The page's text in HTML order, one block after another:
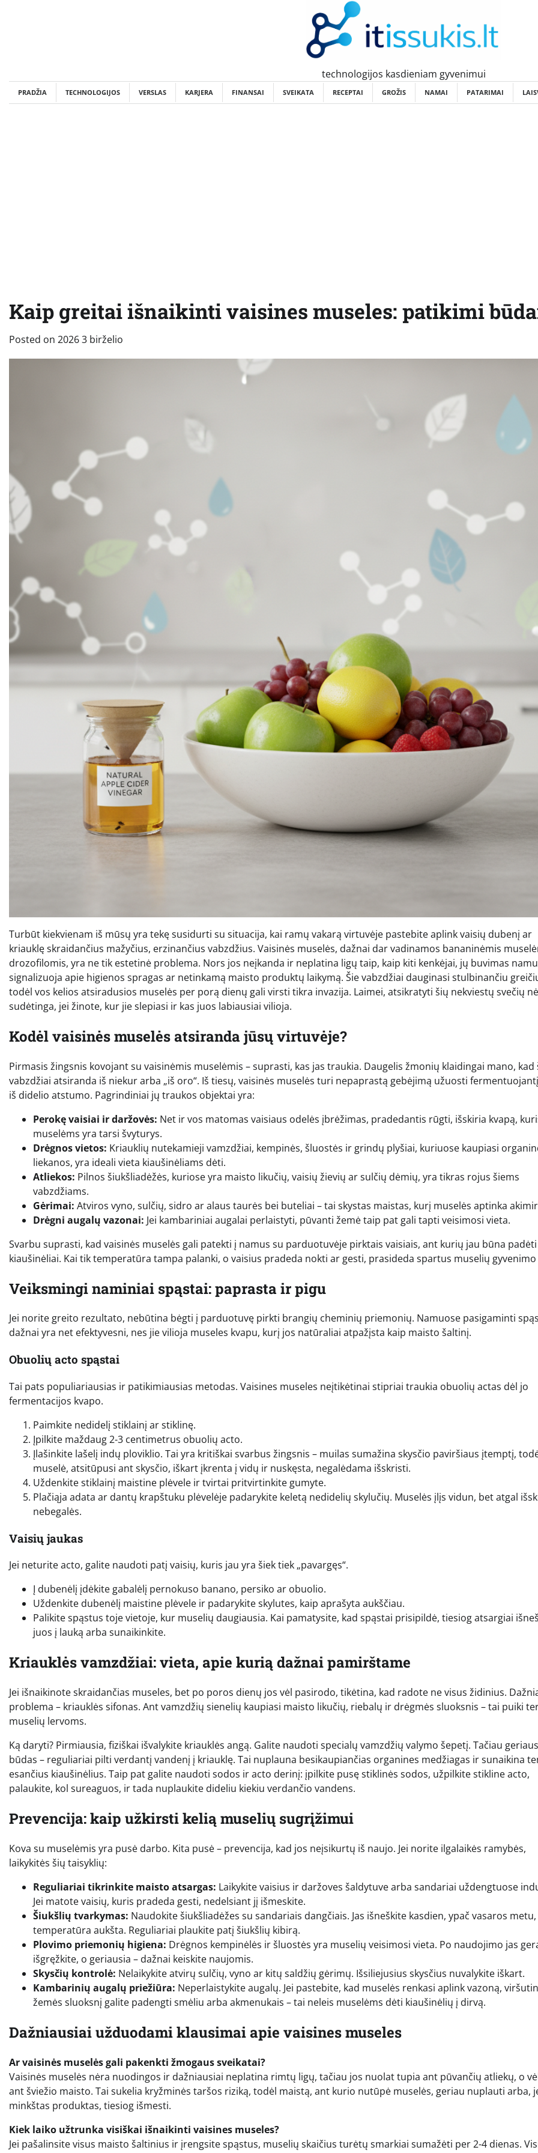
technologijos kasdieniam gyvenimui
PRADŽIA TECHNOLOGIJOS VERSLAS KARJERA FINANSAI SVEIKATA RECEPTAI GROŽIS NAMAI PATARIMAI
Kaip greitai išnaikinti vaisines museles: patikimi
Posted on 2026 3 birželio
Turbūt kiekvienam iš mūsų yra tekę susidurti su situacija, kai ramų vakarą virtuvėje pastebite aplink vaisių dubenį ar
kriauklę skraidančius mažyčius, erzinančius vabzdžius. Vaisinės muselės, dažnai dar vadinamos bananinėmis
drozofilomis, yra ne tik estetinė problema. Nors jos neįkanda ir neplatina ligų taip, kaip kiti kenkėjai, jų buvimas
signalizuoja apie higienos spragas ar netinkamą maisto produktų laikymą. Šie vabzdžiai dauginasi stulbinančiu
todėl vos kelios atsiradusios muselės per porą dienų gali virsti tikra invazija. Laimei, atsikratyti šių nekviestų svečių
sudėtinga, jei žinote, kur jie slepiasi ir kas juos labiausiai vilioja.
Kodėl vaisinės muselės atsiranda jūsų virtuvėje?
Pirmasis žingsnis kovojant su vaisinėmis muselėmis – suprasti, kas jas traukia. Daugelis žmonių klaidingai mano, kad
vabzdžiai atsiranda iš niekur arba „iš oro“. Iš tiesų, vaisinės muselės turi nepaprastą gebėjimą užuosti
iš didelio atstumo. Pagrindiniai jų traukos objektai yra:
Perokę vaisiai ir daržovės: Net ir vos matomas vaisiaus odelės įbrėžimas, pradedantis rūgti, išskiria kvapą,
muselėms yra tarsi švyturys.
Drėgnos vietos: Kriauklių nutekamieji vamzdžiai, kempinės, šluostės ir grindų plyšiai, kuriuose kaupiasi
liekanos, yra ideali vieta kiaušinėliams dėti.
Atliekos: Pilnos šiukšliadėžės, kuriose yra maisto likučių, vaisių žievių ar sulčių dėmių, yra tikras rojus šiems
vabzdžiams.
Gėrimai: Atviros vyno, sulčių, sidro ar alaus taurės bei buteliai – tai skystas maistas, kurį muselės aptinka
Drėgni augalų vazonai: Jei kambariniai augalai perlaistyti, pūvanti žemė taip pat gali tapti veisimosi vieta.
Svarbu suprasti, kad vaisinės muselės gali patekti į namus su parduotuvėje pirktais vaisiais, ant kurių jau būna padėti
kiaušinėliai. Kai tik temperatūra tampa palanki, o vaisius pradeda nokti ar gesti, prasideda spartus muselių gyvenimo
Veiksmingi naminiai spąstai: paprasta ir pigu
Jei norite greito rezultato, nebūtina bėgti į parduotuvę pirkti brangių cheminių priemonių. Namuose pasigaminti
dažnai yra net efektyvesni, nes jie vilioja museles kvapu, kurį jos natūraliai atpažįsta kaip maisto šaltinį.
Obuolių acto spąstai
Tai pats populiariausias ir patikimiausias metodas. Vaisines museles neįtikėtinai stipriai traukia obuolių actas dėl jo
fermentacijos kvapo.
Paimkite nedidelį stiklainį ar stiklinę.
Įpilkite maždaug 2-3 centimetrus obuolių acto.
Įlašinkite lašelį indų ploviklio. Tai yra kritiškai svarbus žingsnis – muilas sumažina skysčio paviršiaus įtemptį,
muselė, atsitūpusi ant skysčio, iškart įkrenta į vidų ir nuskęsta, negalėdama išskristi.
Uždenkite stiklainį maistine plėvele ir tvirtai pritvirtinkite gumyte.
Plačiąja adata ar dantų krapštuku plėvelėje padarykite keletą nedidelių skylučių. Muselės įlįs vidun, bet atgal
nebegalės.
Vaisių jaukas
Jei neturite acto, galite naudoti patį vaisių, kuris jau yra šiek tiek „pavargęs“.
Į dubenėlį įdėkite gabalėlį pernokuso banano, persiko ar obuolio.
Uždenkite dubenėlį maistine plėvele ir padarykite skylutes, kaip aprašyta aukščiau.
Palikite spąstus toje vietoje, kur muselių daugiausia. Kai pamatysite, kad spąstai prisipildė, tiesiog atsargiai
juos į lauką arba sunaikinkite.
Kriauklės vamzdžiai: vieta, apie kurią dažnai pamirštame
Jei išnaikinote skraidančias museles, bet po poros dienų jos vėl pasirodo, tikėtina, kad radote ne visus židinius.
problema – kriauklės sifonas. Ant vamzdžių sienelių kaupiasi maisto likučių, riebalų ir drėgmės sluoksnis – tai puiki
muselių lervoms.
Ką daryti? Pirmiausia, fiziškai išvalykite kriauklės angą. Galite naudoti specialų vamzdžių valymo šepetį. Tačiau
būdas – reguliariai pilti verdantį vandenį į kriauklę. Tai nuplauna besikaupiančias organines medžiagas ir sunaikina
esančius kiaušinėlius. Taip pat galite naudoti sodos ir acto derinį: įpilkite pusę stiklinės sodos, užpilkite stikline acto,
palaukite, kol sureaguos, ir tada nuplaukite dideliu kiekiu verdančio vandens.
Prevencija: kaip užkirsti kelią muselių sugrįžimui
Kova su muselėmis yra pusė darbo. Kita pusė – prevencija, kad jos neįsikurtų iš naujo. Jei norite ilgalaikės ramybės,
laikykitės šių taisyklių:
Reguliariai tikrinkite maisto atsargas: Laikykite vaisius ir daržoves šaldytuve arba sandariai uždengtuose
Jei matote vaisių, kuris pradeda gesti, nedelsiant jį išmeskite.
Šiukšlių tvarkymas: Naudokite šiukšliadėžes su sandariais dangčiais. Jas išneškite kasdien, ypač vasaros metu,
temperatūra aukšta. Reguliariai plaukite patį šiukšlių kibirą.
Plovimo priemonių higiena: Drėgnos kempinėlės ir šluostės yra muselių veisimosi vieta. Po naudojimo jas
išgręžkite, o geriausia – dažnai keiskite naujomis.
Skysčių kontrolė: Nelaikykite atvirų sulčių, vyno ar kitų saldžių gėrimų. Išsiliejusius skysčius nuvalykite iškart.
Kambarinių augalų priežiūra: Neperlaistykite augalų. Jei pastebite, kad muselės renkasi aplink vazoną,
žemės sluoksnį galite padengti smėliu arba akmenukais – tai neleis muselėms dėti kiaušinėlių į dirvą.
Dažniausiai užduodami klausimai apie vaisines museles
Ar vaisinės muselės gali pakenkti žmogaus sveikatai?
Vaisinės muselės nėra nuodingos ir dažniausiai neplatina rimtų ligų, tačiau jos nuolat tupia ant pūvančių atliekų, o
ant šviežio maisto. Tai sukelia kryžminės taršos riziką, todėl maistą, ant kurio nutūpė muselės, geriau nuplauti arba,
minkštas produktas, tiesiog išmesti.
Kiek laiko užtrunka visiškai išnaikinti vaisines museles?
Jei pašalinsite visus maisto šaltinius ir įrengsite spąstus, muselių skaičius turėtų smarkiai sumažėti per 2-4 dienas.